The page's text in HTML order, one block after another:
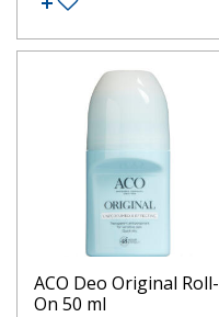
ACO Deo Original Roll-
On 50 ml